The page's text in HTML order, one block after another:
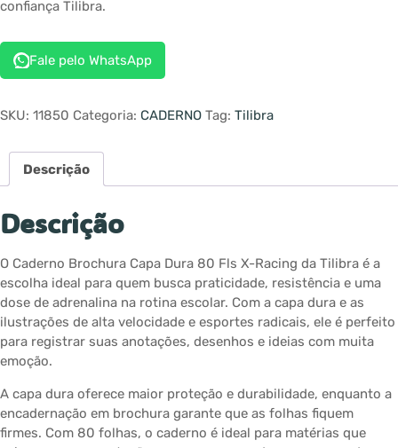
confiança Tilibra.
Fale pelo WhatsApp
SKU: 11850 Categoria: CADERNO Tag: Tilibra
Descrição
Descrição
O Caderno Brochura Capa Dura 80 Fls X-Racing da Tilibra é a
escolha ideal para quem busca praticidade, resistência e uma
dose de adrenalina na rotina escolar. Com a capa dura e as
ilustrações de alta velocidade e esportes radicais, ele é perfeito
para registrar suas anotações, desenhos e ideias com muita
emoção.
A capa dura oferece maior proteção e durabilidade, enquanto a
encadernação em brochura garante que as folhas fiquem
firmes. Com 80 folhas, o caderno é ideal para matérias que